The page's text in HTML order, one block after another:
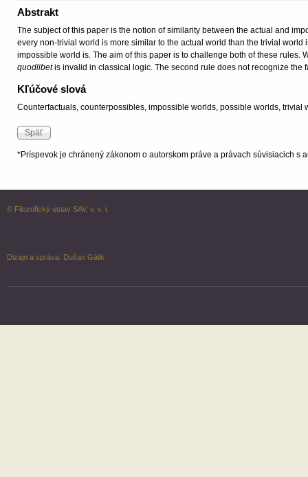
Abstrakt
The subject of this paper is the notion of similarity between the actual and
every non-trivial world is more similar to the actual world than the trivial
impossible world is. The aim of this paper is to challenge both of these
quodlibetis invalid in classical logic. The second rule does not recognize the
Kľúčové slová
Counterfactuals, counterpossibles, impossible worlds, possible worlds, trivial
*Príspevok je chránený zákonom o autorskom práve a právach súvisiacich s
© Filozofický ústav SAV, v. v. i.
Dizajn a správa: Dušan Gálik